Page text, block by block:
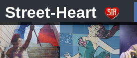
Street-Heart